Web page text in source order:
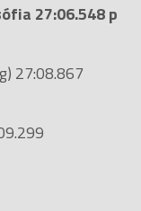
27:06.548 p
27:08.867